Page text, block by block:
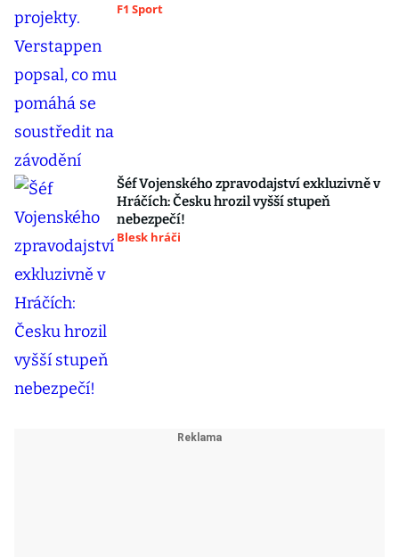
F1 Sport
Šéf Vojenského zpravodajství exkluzivně v
Hráčích: Česku hrozil vyšší stupeň
nebezpečí!
Blesk hráči